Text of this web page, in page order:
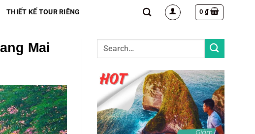
THIẾT KẾ TOUR RIÊNG 0 ₫
Mai